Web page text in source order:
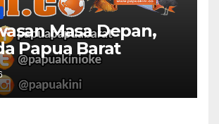
Masa Depan,
Papua Barat
Publik RKPD 2027